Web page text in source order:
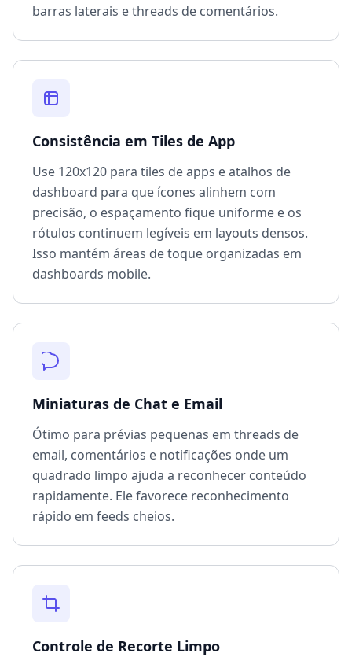
barras laterais e threads de comentários.
Consistência em Tiles de App
Use 120x120 para tiles de apps e atalhos de
dashboard para que ícones alinhem com
precisão, o espaçamento fique uniforme e os
rótulos continuem legíveis em layouts densos.
Isso mantém áreas de toque organizadas em
dashboards mobile.
Miniaturas de Chat e Email
Ótimo para prévias pequenas em threads de
email, comentários e notificações onde um
quadrado limpo ajuda a reconhecer conteúdo
rapidamente. Ele favorece reconhecimento
rápido em feeds cheios.
Controle de Recorte Limpo